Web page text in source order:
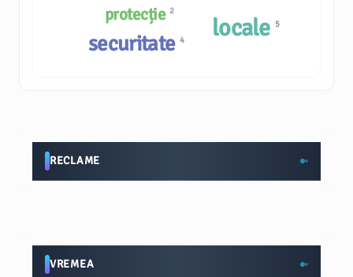
protecție 2
securitate 4 locale 5
RECLAME
VREMEA